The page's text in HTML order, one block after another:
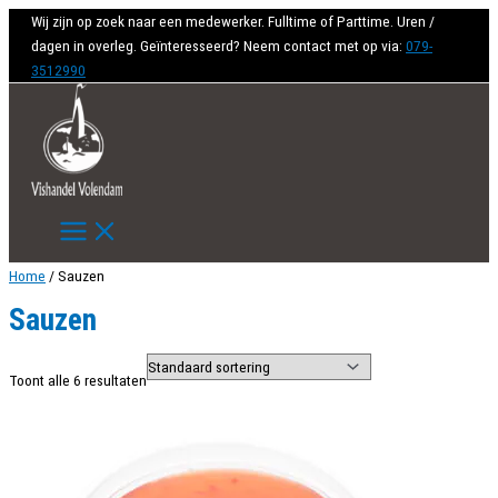
naar
Wij zijn op zoek naar een medewerker. Fulltime of Parttime. Uren /
dagen in overleg. Geïnteresseerd? Neem contact met op via: 079-
3512990
Home / Sauzen
Sauzen
Toont alle 6 resultaten